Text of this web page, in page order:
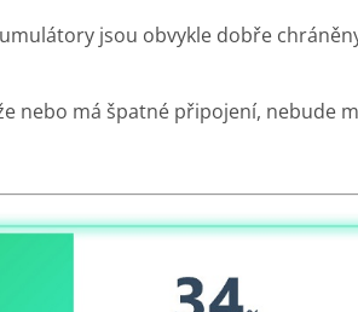
jsou obvykle dobře
nebo má špatné připojení, nebude